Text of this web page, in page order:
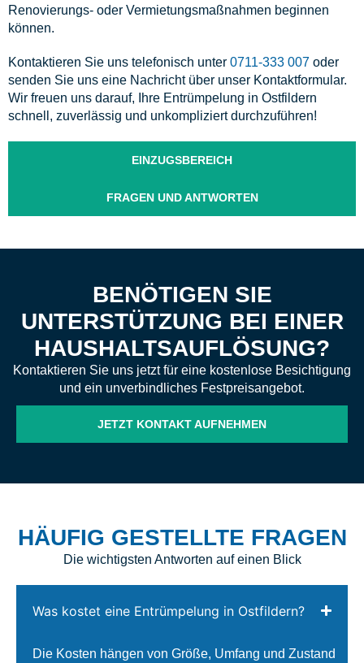
Renovierungs- oder Vermietungsmaßnahmen beginnen
können.
Kontaktieren Sie uns telefonisch unter 0711-333 007 oder
senden Sie uns eine Nachricht über unser Kontaktformular.
Wir freuen uns darauf, Ihre Entrümpelung in Ostfildern
schnell, zuverlässig und unkompliziert durchzuführen!
EINZUGSBEREICH
FRAGEN UND ANTWORTEN
BENÖTIGEN SIE
UNTERSTÜTZUNG BEI EINER
HAUSHALTSAUFLÖSUNG?
Kontaktieren Sie uns jetzt für eine kostenlose Besichtigung
und ein unverbindliches Festpreisangebot.
JETZT KONTAKT AUFNEHMEN
HÄUFIG GESTELLTE FRAGEN
Die wichtigsten Antworten auf einen Blick
Was kostet eine Entrümpelung in Ostfildern?
Die Kosten hängen von Größe, Umfang und Zustand